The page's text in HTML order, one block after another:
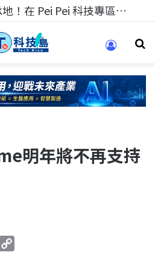
TECH+ 科技專區!
明年將不再支持